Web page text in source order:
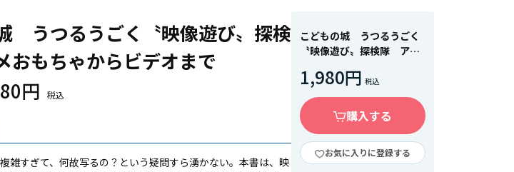
うつるうごく〝映像遊び〟探検
もちゃからビデオまで
円
雑すぎて、何故写るの？という疑問すら湧かない。本書は、映
こどもの城 うつるうごく
〝映像遊び〟探検隊 アニ
1,980円
購入する
お気に入りに登録する